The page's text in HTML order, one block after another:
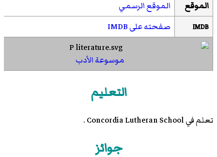
الموقع
الموقع الرسمي
IMDB صفحته على IMDB
موسوعة الأدب
التعليم
تعلم في Concordia Lutheran School .
جوائز